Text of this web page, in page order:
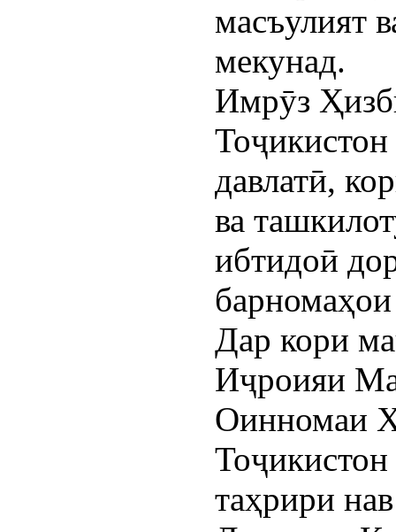
масъулият
мекунад.
Имрӯз
давлатӣ,
ва
ибтидоӣ
Дар кори
Иҷроияи
Оинномаи
таҳрири